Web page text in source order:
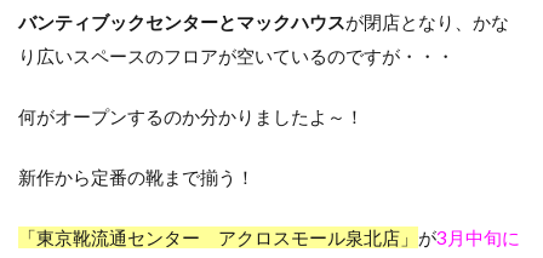
バンティブックセンターとマックハウスが閉店となり、かな
り広いスペースのフロアが空いているのですが・・・
何がオープンするのか分かりましたよ～！
新作から定番の靴まで揃う！
「東京靴流通センター アクロスモール泉北店」 が3月中旬に